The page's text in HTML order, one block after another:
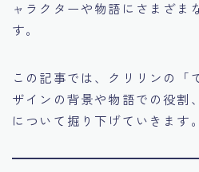
ャラクターや物語にさまざま
す。
この記事では、クリリンの「
ザインの背景や物語での役割
について掘り下げていきます。